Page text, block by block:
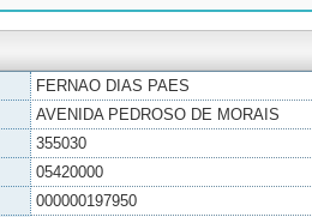
FERNAO DIAS PAES
AVENIDA PEDROSO DE MORAIS
355030
05420000
000000197950